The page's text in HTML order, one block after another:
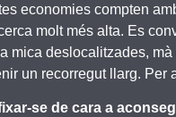
economies compten
molt més alta. Es
mica deslocalitzades,
un recorregut llarg. Per
se de cara a